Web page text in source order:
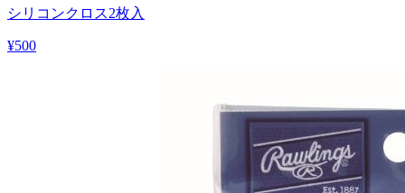
シリコンクロス2枚入
¥500